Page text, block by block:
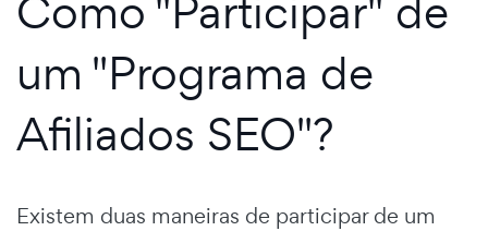
um "Programa de
Afiliados SEO"?
Existem duas maneiras de participar de um